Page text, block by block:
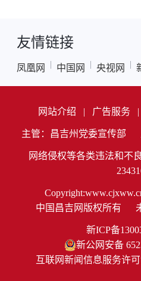
友情链接
凤凰网 中国网 央视网
网站介绍 | 广告服务 |
主管：昌吉州党委宣传部
网络侵权等各类违法和不
中国昌吉网版权所有
新ICP备
新公网安备
互联网新闻信息服务许可